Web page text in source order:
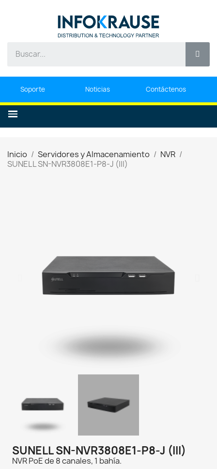
Soporte Noticias Contáctenos
Inicio Servidores y Almacenamiento
NVR
SUNELL SN-NVR3808E1-P8-J (III)
SUNELL SN-NVR3808E1-P8-J (III)
NVR PoE de 8 canales, 1 bahía.